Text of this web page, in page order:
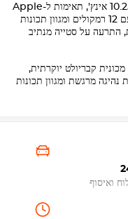
הסטנדרטיות כוללות מסך מידע ובידור בגודל 10.25 אינץ', תאימות ל-Apple
CarPlay ו-Android Auto, מערכת שמע עם 12 רמקולים ומגוון תכונות
התרעה על סטייה מנתיב
מכונית קבריולט יוקרתית,
נהיגה מרגשת ומגוון תכונות
ואיסוף